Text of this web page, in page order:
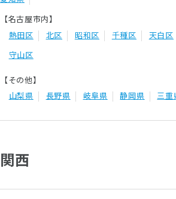
【名古屋市内】
熱田区
北区 昭和区 千種区 天白区
守山区
【その他】
山梨県
長野県 岐阜県 静岡県 三重
関西